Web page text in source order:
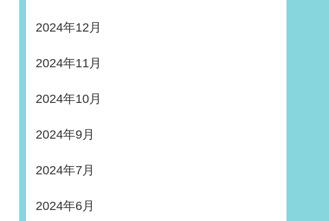
2024年12月
2024年11月
2024年10月
2024年9月
2024年7月
2024年6月